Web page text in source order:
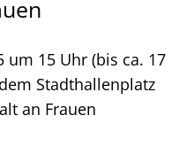
um 15 Uhr (bis ca. 17
Stadthallenplatz
an Frauen